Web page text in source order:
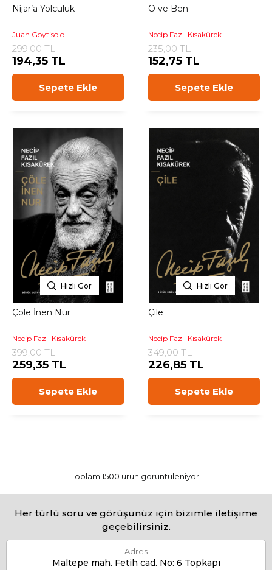
Níjar’a Yolculuk
Juan Goytisolo
299,00 TL
194,35 TL
Sepete Ekle
O ve Ben
Necip Fazıl Kısakürek
235,00 TL
152,75 TL
Sepete Ekle
Hızlı Gör
Çöle İnen Nur
Necip Fazıl Kısakürek
399,00 TL
259,35 TL
Sepete Ekle
Hızlı Gör
Çile
Necip Fazıl Kısakürek
349,00 TL
226,85 TL
Sepete Ekle
Toplam 1500 ürün görüntüleniyor.
Her türlü soru ve görüşünüz için bizimle iletişime
geçebilirsiniz.
Adres
Maltepe mah. Fetih cad. No: 6 Topkapı